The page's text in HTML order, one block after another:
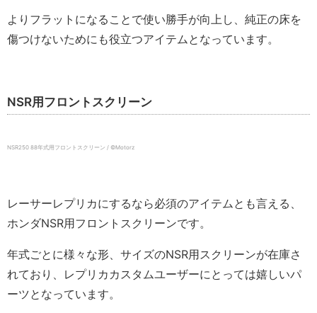
よりフラットになることで使い勝手が向上し、純正の床を
傷つけないためにも役立つアイテムとなっています。
NSR用フロントスクリーン
NSR250 88年式用フロントスクリーン / ©️Motorz
レーサーレプリカにするなら必須のアイテムとも言える、
ホンダNSR用フロントスクリーンです。
年式ごとに様々な形、サイズのNSR用スクリーンが在庫さ
れており、レプリカカスタムユーザーにとっては嬉しいパ
ーツとなっています。